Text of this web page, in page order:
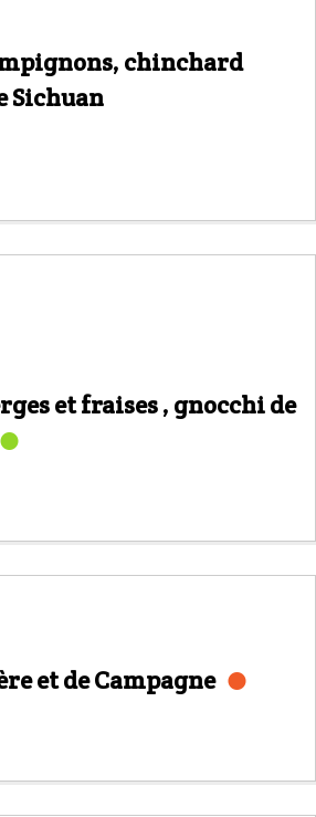
chinchard
Sichuan
et fraises , gnocchi de
et de Campagne